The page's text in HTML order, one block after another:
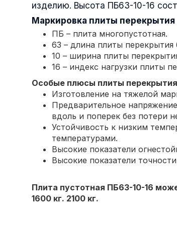
изделию. Высота ПБ63-10-16
Маркировка плиты перекрытия
ПБ – плита многопустотная.
63 – длина плиты
10 – ширина плиты
16 – индекс нагрузки плиты
Особые плюсы плиты перекрытия
Изготовление на тяжелой
Предварительное
вдоль и поперек без потери
Устойчивость к низким
температурами.
Высокие показатели
Высокие показатели
Плита пустотная ПБ63-10-16
1600 кг. 2100 кг.